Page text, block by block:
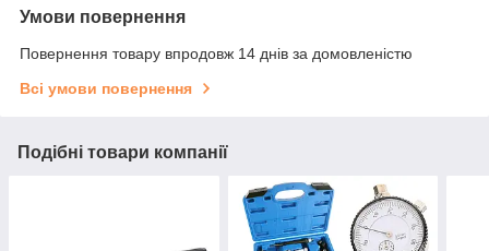
Умови повернення
Повернення товару впродовж 14 днів за домовленістю
Всі умови повернення
Подібні товари компанії